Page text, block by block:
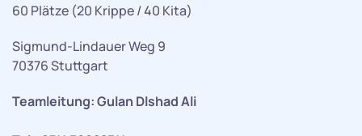
60 Plätze (20 Krippe / 40 Kita)
Sigmund-Lindauer Weg 9
70376 Stuttgart
Teamleitung: Gulan Dlshad Ali